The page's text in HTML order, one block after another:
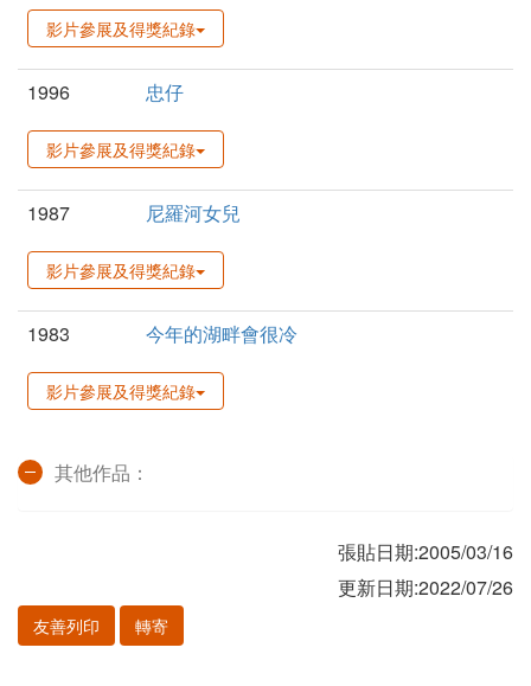
影片參展及得獎紀錄
1996 忠仔
影片參展及得獎紀錄
1987 尼羅河女兒
影片參展及得獎紀錄
1983 今年的湖畔會很冷
影片參展及得獎紀錄
其他作品：
張貼日期:2005/03/16
更新日期:2022/07/26
友善列印 轉寄